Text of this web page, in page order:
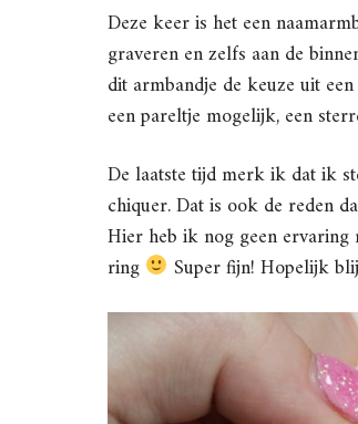
Deze keer is het een
graveren en zelfs aan de
dit armbandje de keuze uit
een pareltje mogelijk, een
De laatste tijd merk ik dat ik
chiquer. Dat is ook de reden
Hier heb ik nog geen
ring
Super fijn! Hopelijk